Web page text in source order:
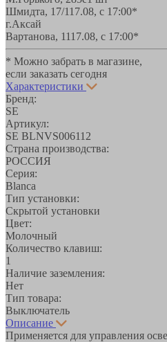
Шмидта, 17/117.08, с 17:00*
г.Аксай
Вартанова, 1117.08, с 17:00*
* Можно забрать в магазине,
если заказать сегодня
Характеристики
Бренд:
SE
Артикул:
SE BLNVS006112
Страна производства:
РОССИЯ
Серия:
Blanca
Тип установки:
Скрытой установки
Цвет:
Молочный
Количество клавиш:
1
Наличие заземления:
Нет
Тип товара:
Выключатель
Описание
Применяется для управления